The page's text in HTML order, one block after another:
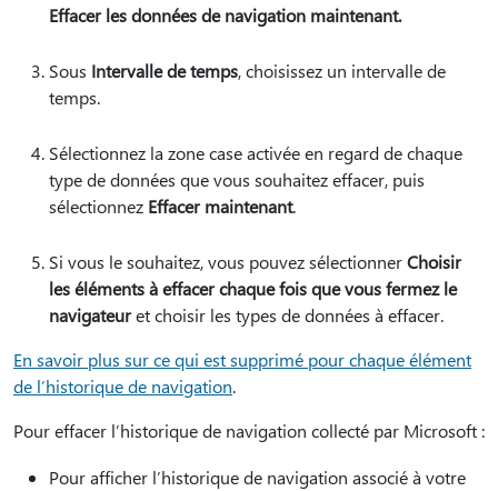
Effacer les données de navigation maintenant.
Sous Intervalle de temps, choisissez un intervalle de
temps.
Sélectionnez la zone case activée en regard de chaque
type de données que vous souhaitez effacer, puis
sélectionnez Effacer maintenant.
Si vous le souhaitez, vous pouvez sélectionnerChoisir
les éléments à effacer chaque fois que vous fermez le
navigateuret choisir les types de données à effacer.
En savoir plus sur ce qui est supprimé pour chaque élément
de l’historique de navigation.
Pour effacer l’historique de navigation collecté par Microsoft :
Pour afficher l’historique de navigation associé à votre